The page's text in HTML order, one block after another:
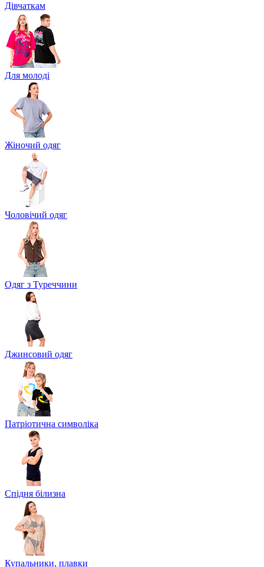
Дівчаткам
Для молоді
Жіночий одяг
Чоловічий одяг
Одяг з Туреччини
Джинсовий одяг
Патріотична символіка
Спідня білизна
Купальники, плавки